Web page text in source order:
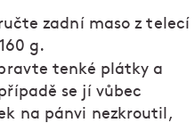
zadní maso z telecí
g.
tenké plátky a
se jí vůbec
na pánvi nezkroutil,